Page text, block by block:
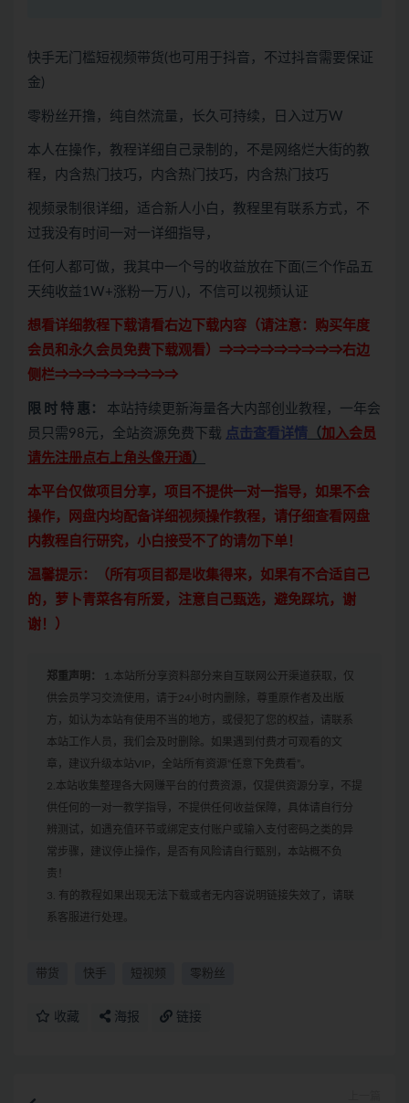
快手无门槛短视频带货(也可用于抖音，不过抖音需要保证
金)
零粉丝开撸，纯自然流量，长久可持续，日入过万W
本人在操作，教程详细自己录制的，不是网络烂大街的教
程，内含热门技巧，内含热门技巧，内含热门技巧
视频录制很详细，适合新人小白，教程里有联系方式，不
过我没有时间一对一详细指导，
任何人都可做，我其中一个号的收益放在下面(三个作品五
天纯收益1W+涨粉一万八)，不信可以视频认证
想看详细教程下载请看右边下载内容（请注意： 购买年度
会员和永久会员免费下载观看）⇒⇒⇒⇒⇒⇒⇒⇒⇒右边
侧栏⇒⇒⇒⇒⇒⇒⇒⇒⇒
限 时 特 惠： 本站持续更新海量各大内部创业教程，一年会
员只需98元，全站资源免费下载 点击查看详情 （加入会员
请先注册点右上角头像开通）
本平台仅做项目分享，项目不提供一对一指导，如果不会
操作，网盘内均配备详细视频操作教程，请仔细查看网盘
内教程自行研究，小白接受不了的请勿下单！
温馨提示：（所有项目都是收集得来，如果有不合适自己
的，萝卜青菜各有所爱，注意自己甄选，避免踩坑，谢
谢！）
郑重声明：
1.本站所分享资料部分来自互联网公开渠道获取，仅
供会员学习交流使用，请于24小时内删除，尊重原作者及出版
方，如认为本站有使用不当的地方，或侵犯了您的权益，请联系
本站工作人员，我们会及时删除。如果遇到付费才可观看的文
章，建议升级本站VIP，全站所有资源“任意下免费看”。
2.本站收集整理各大网赚平台的付费资源，仅提供资源分享，不提
供任何的一对一教学指导，不提供任何收益保障，具体请自行分
辨测试，如遇充值环节或绑定支付账户或输入支付密码之类的异
常步骤，建议停止操作，是否有风险请自行甄别，本站概不负
责！
3. 有的教程如果出现无法下载或者无内容说明链接失效了，请联
系客服进行处理。
带货 快手 短视频 零粉丝
收藏 海报 链接